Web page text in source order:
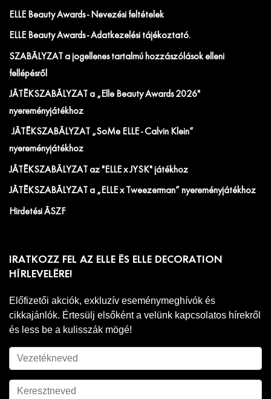
ELLE Beauty Awards - Nevezési feltételek
ELLE Beauty Awards - Adatkezelési tájékoztató.
SZABÁLYZAT a jogellenes tartalmú hozzászólások elleni
fellépésről
JÁTÉKSZABÁLYZAT a „Elle Beauty Awards 2026"
nyereményjátékhoz
JÁTÉKSZABÁLYZAT „SoMe ELLE - Calvin Klein”
nyereményjátékhoz
JÁTÉKSZABÁLYZAT az "ELLE x JYSK" játékhoz
JÁTÉKSZABÁLYZAT a „ELLE x Tweezerman” nyereményjátékhoz
Hirdetési ÁSZF
IRATKOZZ FEL AZ ELLE ÉS ELLE DECORATION
HÍRLEVELÉRE!
Előfizetői akciók, exkluzív eseménymeghívók és
cikkajánlók. Értesülj elsőként a velünk kapcsolatos hírekről
és less be a kulisszák mögé!